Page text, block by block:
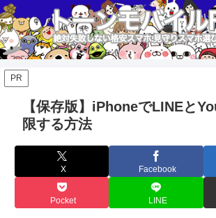
PR
【保存版】iPhoneでLINEと
限する方法
X Facebook
Pocket LINE